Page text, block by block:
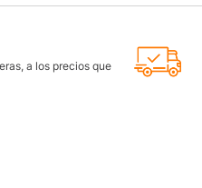
a los precios que